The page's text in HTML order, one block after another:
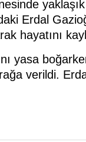
Erdal
hayatını
yasa
verildi.